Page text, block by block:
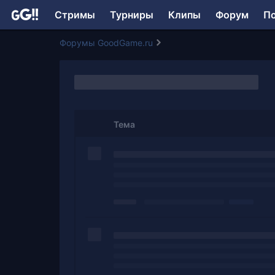
Стримы Турниры Клипы Форум
Форумы GoodGame.ru
Тема